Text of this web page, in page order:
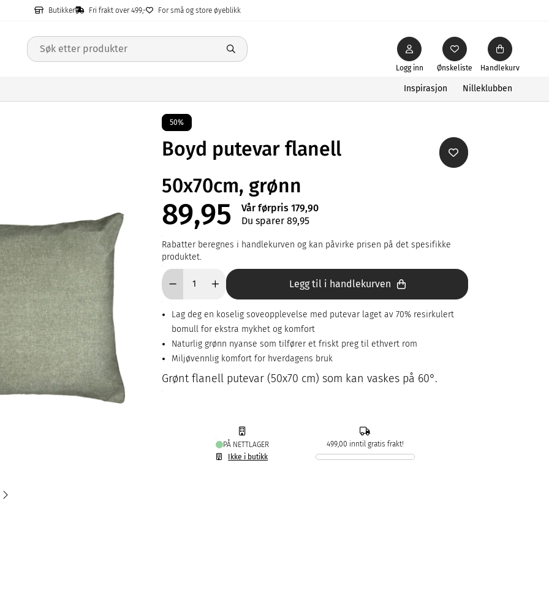
Butikker Fri frakt over 499,- For små og store øyeblikk
Ønskeliste
Logg inn Handlekurv
Inspirasjon Nilleklubben
50%
Boyd putevar flanell
50x70cm, grønn
89,95
Vår førpris 179,90
Du sparer 89,95
Rabatter beregnes i handlekurven og kan påvirke prisen på det spesifikke
produktet.
Legg til i handlekurven
Lag deg en koselig soveopplevelse med putevar laget av 70% resirkulert
bomull for ekstra mykhet og komfort
Naturlig grønn nyanse som tilfører et friskt preg til ethvert rom
Miljøvennlig komfort for hverdagens bruk
Grønt flanell putevar (50x70 cm) som kan vaskes på 60°.
PÅ NETTLAGER
Ikke i butikk
499,00 inntil gratis frakt!